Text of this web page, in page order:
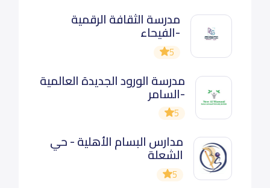
مدرسة الثقافة الرقمية
-الفيحاء
5
مدرسة الورود الجديدة العالمية
-السامر
5
مدارس البسام الأهلية - حي
الشعلة
5